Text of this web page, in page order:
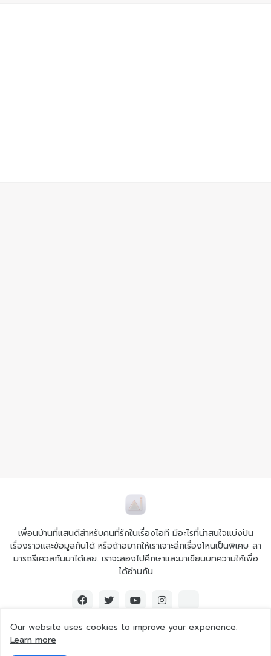
เพื่อนบ้านที่แสนดีสำหรับคนที่รักในเรื่องไอที มีอะไรที่น่าสนใจแบ่งปัน
เรื่องราวและข้อมูลกันได้ หรือถ้าอยากให้เราเจาะลึกเรื่องไหนเป็นพิเศษ สา
มารถรีเควสกันมาได้เลย. เราจะลองไปศึกษาและมาเขียนบทความให้เพื่อ
ได้อ่านกัน
Our website uses cookies to improve your experience.
Learn more